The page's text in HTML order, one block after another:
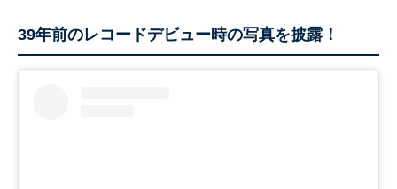
39年前のレコードデビュー時の写真を披露！